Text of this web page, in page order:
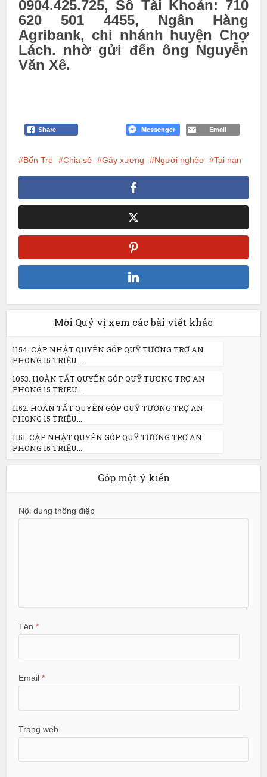
0904.425.725, Số Tài Khoản: 710
620 501 4455, Ngân Hàng
Agribank, chi nhánh huyện Chợ
Lách. nhờ gửi đến ông Nguyễn
Văn Xê.
Share Messenger Email
Bến Tre Chia sẻ Gãy xương Người nghèo Tai nạn
Mời Quý vị xem các bài viết khác
1154. CẬP NHẬT QUYÊN GÓP QUỸ TƯƠNG TRỢ AN
PHONG 15 TRIỆU...
1053. HOÀN TẤT QUYÊN GÓP QUỸ TƯƠNG TRỢ AN
PHONG 15 TRIEU...
1152. HOÀN TẤT QUYÊN GÓP QUỸ TƯƠNG TRỢ AN
PHONG 15 TRIỆU...
1151. CẬP NHẬT QUYÊN GÓP QUỸ TƯƠNG TRỢ AN
PHONG 15 TRIỆU...
Góp một ý kiến
Nội dung thông điệp
Tên*
Email*
Trang web